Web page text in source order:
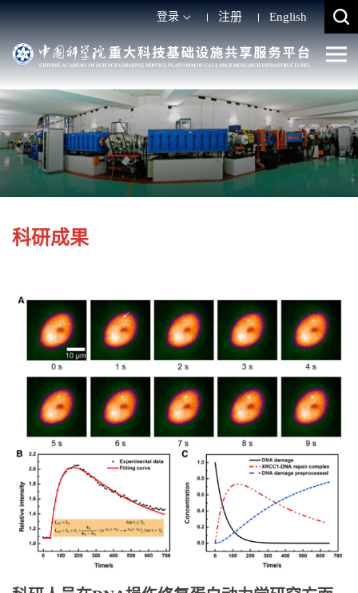
登录 注册 English
科研成果